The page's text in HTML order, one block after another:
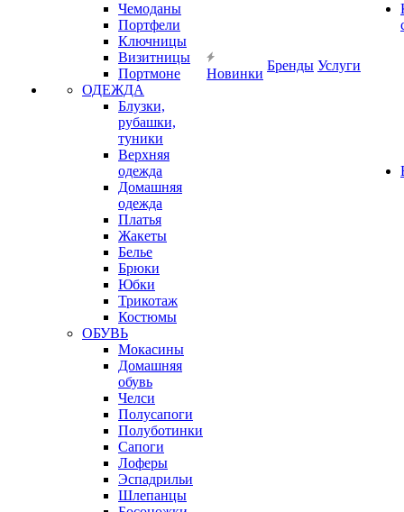
Чемоданы
Портфели
Ключницы
Визитницы
Портмоне
ОДЕЖДА
Блузки,
рубашки,
туники
Верхняя
одежда
Домашняя
одежда
Платья
Жакеты
Белье
Брюки
Юбки
Трикотаж
Костюмы
ОБУВЬ
Мокасины
Домашняя
обувь
Челси
Полусапоги
Полуботинки
Сапоги
Лоферы
Эспадрильи
Шлепанцы
Новинки
Бренды Услуги